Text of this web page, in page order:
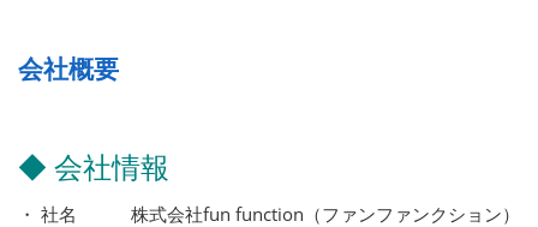
会社概要
◆ 会社情報
・ 社名 株式会社fun function（ファンファンクション）